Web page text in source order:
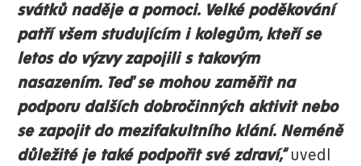
svátků naděje a pomoci. Velké poděkování
patří všem studujícím i kolegům, kteří se
letos do výzvy zapojili s takovým
nasazením. Teď se mohou zaměřit na
podporu dalších dobročinných aktivit nebo
se zapojit do mezifakultního klání. Neméně
důležité je také podpořit své zdraví,“uvedl